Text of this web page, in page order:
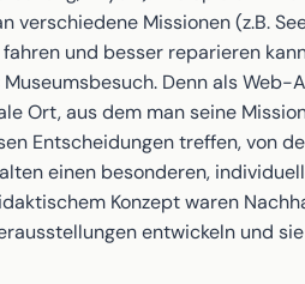
Missionen (z.B.
und besser reparieren
Denn als
Ort, aus dem man seine
Entscheidungen treffen, von
einen besonderen,
Konzept waren
entwickeln und